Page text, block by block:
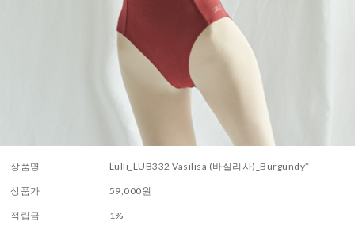
상품명 Lulli_LUB332 Vasilisa (바실리사)_Burgundy*
상품가 59,000원
적립금 1%